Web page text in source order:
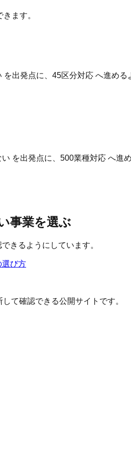
ます。
出発点に、45区分対応 へ進める
を出発点に、500業種対応 へ進
事業を選ぶ
きるようにしています。
選び方
て確認できる公開サイトです。